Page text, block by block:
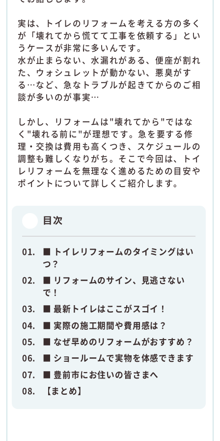
実は、トイレのリフォームを考える方の多く
が「壊れてから慌てて工事を依頼する」とい
うケースが非常に多いんです。
水が止まらない、水漏れがある、便座が割れ
た、ウォシュレットが動かない、悪臭がす
る…など、急なトラブルが起きてからのご相
談が多いのが事実…
しかし、リフォームは"壊れてから"ではな
く"壊れる前に"が理想です。急を要する修
理・交換は費用も高くつき、スケジュールの
調整も難しくなりがち。そこで今回は、トイ
レリフォームを無理なく進めるための目安や
ポイントについて詳しくご紹介します。
目次
■ トイレリフォームのタイミングはい
つ？
■ リフォームのサイン、見逃さない
で！
■ 最新トイレはここがスゴイ！
■ 実際の施工期間や費用感は？
■ なぜ早めのリフォームがおすすめ？
■ ショールームで実物を体感できます
■ 豊前市にお住いの皆さまへ
【まとめ】